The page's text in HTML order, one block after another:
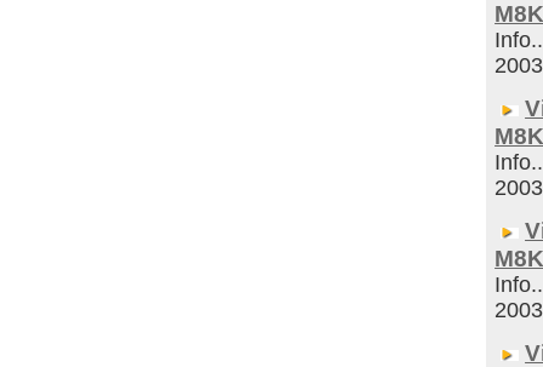
2003
2003
2003